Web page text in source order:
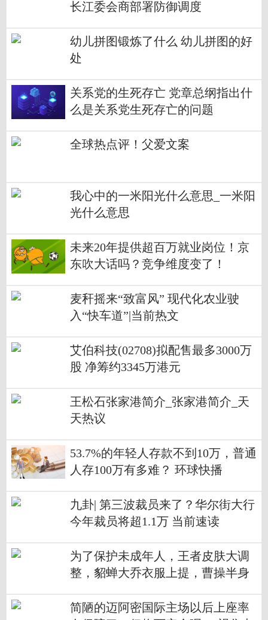
长江委会商部署防御调度
幼儿拼图锻炼了什么 幼儿拼图的好
处
关系党的生死存亡 党章总纲指出什
么是关系党生死存亡的问题
全球热点评！父爱文案
我心中的一米阳光什么意思_一米阳
光什么意思
未来20年提供超百万就业岗位！京
东吹大话吗？竞争维度变了！
麦秆摇来“致富风” 现代化农业驶
入“快车道”|当前热文
艾伯科技(02708)拟配售最多3000万
股 净筹约3345万港元
王松石张家港简介_张家港简介_天
天热议
53.7%的年轻人存款不到10万，普通
人存100万有多难？ 环球快播
九卦| 第三波裁员来了？华尔街大行
今年裁员将超1.1万 当前速读
为了保护未成年人，王者皮肤大调
整，貂蝉大乔衣服上提，曹操半身
简陋的迈阿密国际主场以后上座率